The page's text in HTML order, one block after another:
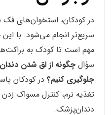
در کودکان، استخوان‌های
سریع‌تر انجام می‌شود. با این
مهم است تا کودک به
سؤال چگونه از لق شدن
جلوگیری کنیم؟ در کودکان
تغذیه نرم، کنترل مسواک
دندان‌پزشک.